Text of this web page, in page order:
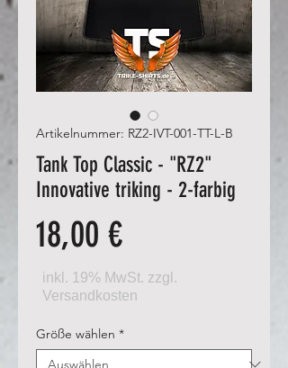
Artikelnummer: RZ2-IVT-001-TT-L-B
Tank Top Classic - "RZ2"
Innovative triking - 2-farbig
18,00 €Preis
Größe wählen *